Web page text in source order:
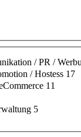
/ PR /
/ Hostess 17
11
5